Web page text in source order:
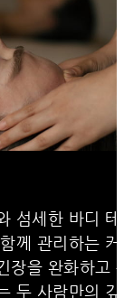
섬세한 바디
께 관리하는
장을 완화하고
두 사람만의